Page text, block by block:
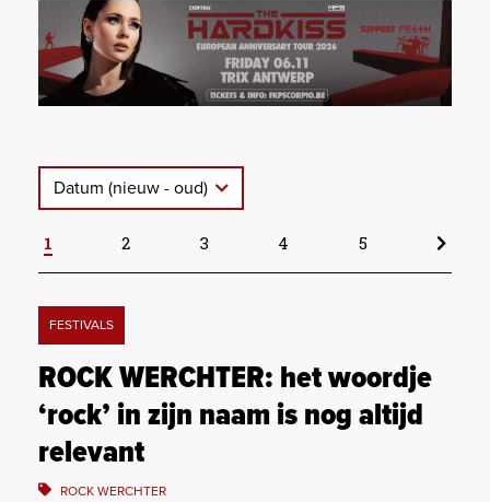
Datum (nieuw - oud)
1 2 3 4 5
FESTIVALS
ROCK WERCHTER: het woordje
‘rock’ in zijn naam is nog altijd
relevant
ROCK WERCHTER